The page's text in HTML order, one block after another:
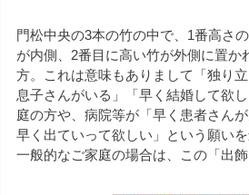
門松中央の3本の竹の中で、1番高さ
が内側、2番目に高い竹が外側に置か
方。これは意味もありまして「独り
息子さんがいる」「早く結婚して欲
庭の方や、病院等が「早く患者さん
早く出ていって欲しい」という願いを
一般的なご家庭の場合は、この「出飾